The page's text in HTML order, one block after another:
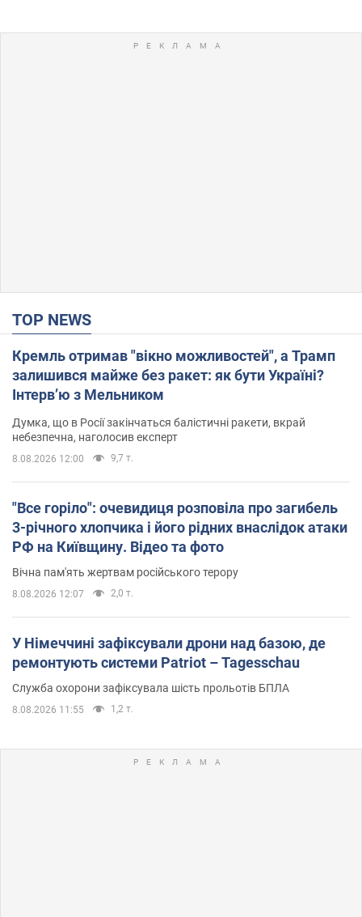
TOP NEWS
Кремль отримав "вікно можливостей", а Трамп
залишився майже без ракет: як бути Україні?
Інтерв’ю з Мельником
Думка, що в Росії закінчаться балістичні ракети, вкрай
небезпечна, наголосив експерт
8.08.2026 12:00 9,7 т.
"Все горіло": очевидиця розповіла про загибель
3-річного хлопчика і його рідних внаслідок атаки
РФ на Київщину. Відео та фото
Вічна пам'ять жертвам російського терору
8.08.2026 12:07 2,0 т.
У Німеччині зафіксували дрони над базою, де
ремонтують системи Patriot – Tagesschau
Служба охорони зафіксувала шість прольотів БПЛА
8.08.2026 11:55 1,2 т.